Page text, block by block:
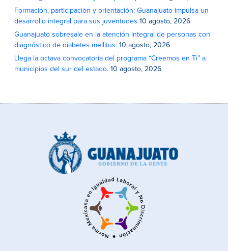
Formación, participación y orientación: Guanajuato impulsa un
desarrollo integral para sus juventudes 10 agosto, 2026
Guanajuato sobresale en la atención integral de personas con
diagnóstico de diabetes mellitus. 10 agosto, 2026
Llega la octava convocatoria del programa “Creemos en Ti” a
municipios del sur del estado. 10 agosto, 2026